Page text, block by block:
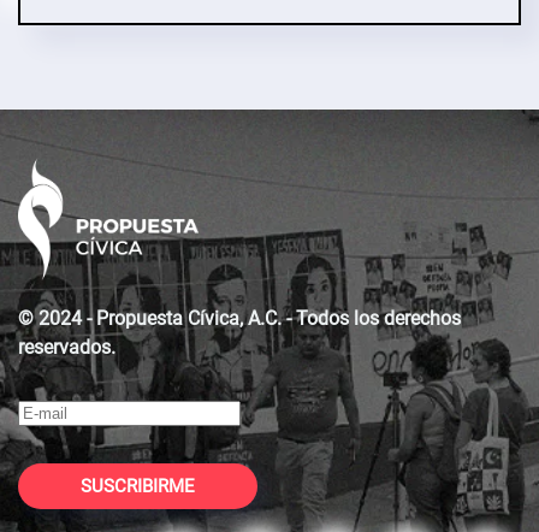
© 2024 - Propuesta Cívica, A.C. - Todos los derechos
reservados.
SUSCRIBIRME